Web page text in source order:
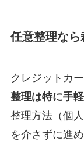
任意整理な
クレジットカ
整理は特に手
整理方法（個
を介さずに進